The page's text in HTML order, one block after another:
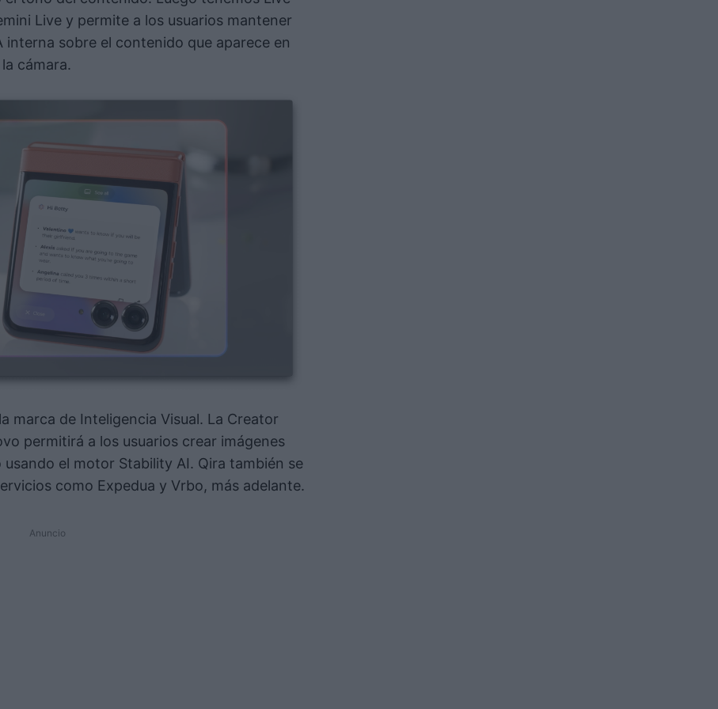
Live y permite a los usuarios mantener
sobre el contenido que aparece en
cámara.
marca de Inteligencia Visual. La Creator
permitirá a los usuarios crear imágenes
el motor Stability AI. Qira también se
como Expedua y Vrbo, más adelante.